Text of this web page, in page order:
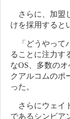
さらに、加盟
けを採用すると
「どうやって
ることに注力す
なOS、多数の
クアルコムのポ
った。
さらにウェイ
であるシンビア